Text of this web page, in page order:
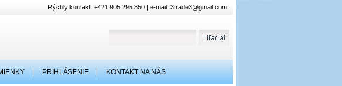
Rýchly kontakt: +421 905 295 350 | e-mail: 3trade3@gmail.com
PRIHLÁSENIE KONTAKT NA NÁS